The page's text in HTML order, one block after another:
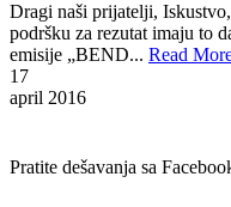
Dragi naši prijatelji,
podršku za rezutat imaju to
emisije „BEND... Read
17
april 2016
Pratite dešavanja sa